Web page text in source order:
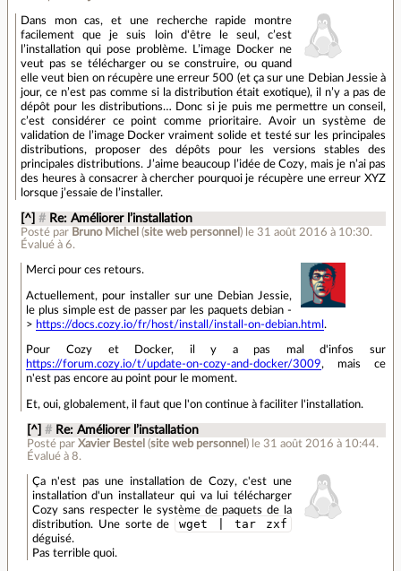
Dans mon cas, et une recherche rapide montre
facilement que je suis loin d'être le seul, c’est
l’installation qui pose problème. L’image Docker ne
veut pas se télécharger ou se construire, ou quand
elle veut bien on récupère une erreur 500 (et ça sur une Debian Jessie à
jour, ce n’est pas comme si la distribution était exotique), il n’y a pas de
dépôt pour les distributions… Donc si je puis me permettre un conseil,
c’est considérer ce point comme prioritaire. Avoir un système de
validation de l’image Docker vraiment solide et testé sur les principales
distributions, proposer des dépôts pour les versions stables des
principales distributions. J’aime beaucoup l’idée de Cozy, mais je n’ai pas
des heures à consacrer à chercher pourquoi je récupère une erreur XYZ
lorsque j’essaie de l’installer.
[^] # Re: Améliorer l’installation
Posté par Bruno Michel (site web personnel ) le 31 août 2016 à 10:30.
Évalué à6.
Merci pour ces retours.
Actuellement, pour installer sur une Debian Jessie,
le plus simple est de passer par les paquets debian -
> https://docs.cozy.io/fr/host/install/install-on-debian.html .
Pour Cozy et Docker, il y a pas mal d'infos sur
https://forum.cozy.io/t/update-on-cozy-and-docker/3009, mais ce
n'est pas encore au point pour le moment.
Et, oui, globalement, il faut que l'on continue à faciliter l'installation.
[^] # Re: Améliorer l’installation
Posté par Xavier Bestel (site web personnel ) le 31 août 2016 à 10:44.
Évalué à 8.
Ça n'est pas une installation de Cozy, c'est une
installation d'un installateur qui va lui télécharger
Cozy sans respecter le système de paquets de la
distribution. Une sorte de
wget | tar zxf
déguisé.
Pas terrible quoi.